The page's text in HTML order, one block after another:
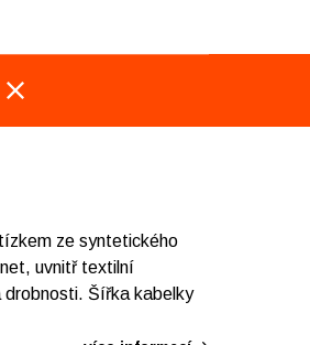
ze syntetického
uvnitř textilní
Šířka kabelky